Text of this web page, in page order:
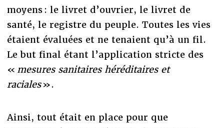
moyens : le livret d’ouvrier, le livret de
santé, le registre du peuple. Toutes les vies
étaient évaluées et ne tenaient qu’à un fil.
Le but final étant l’application stricte des
« mesures sanitaires héréditaires et
raciales».
Ainsi, tout était en place pour que